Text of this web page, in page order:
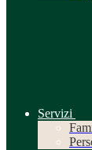
Servizi